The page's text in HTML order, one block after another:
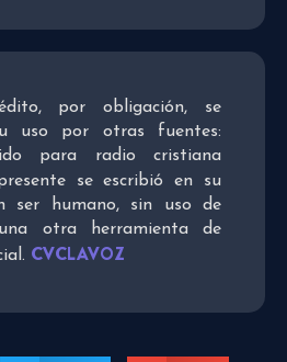
por obligación, se
uso por otras fuentes:
para radio cristiana
se escribió en su
ser humano, sin uso de
otra herramienta de
CVCLAVOZ